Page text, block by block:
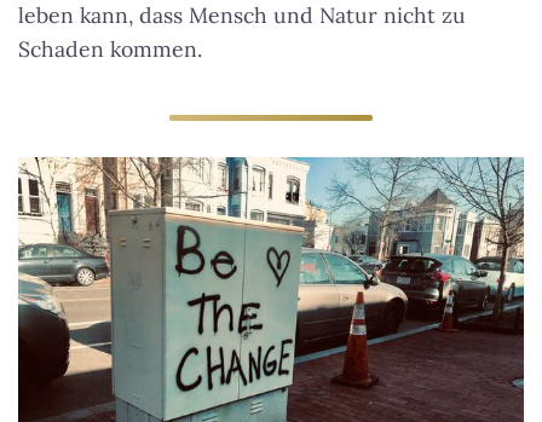
leben kann, dass Mensch und Natur nicht zu
Schaden kommen.